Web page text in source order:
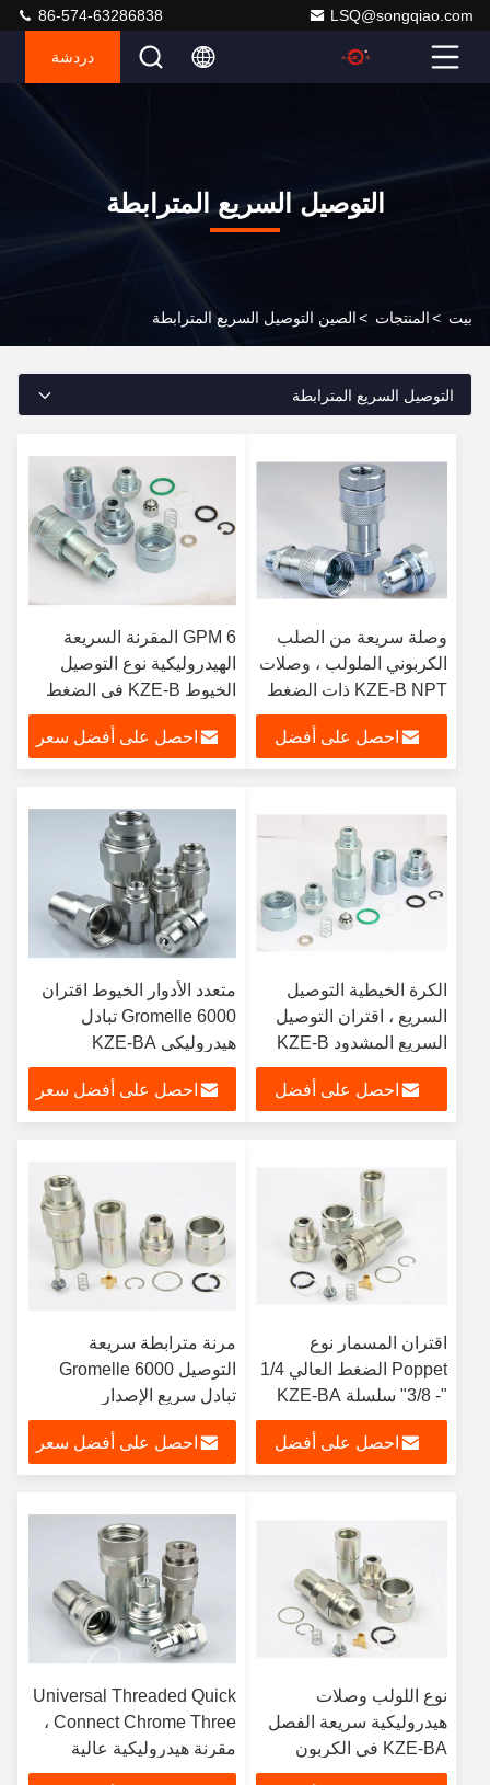
LSQ@songqiao.com
86-574-63286838
دردشة
التوصيل السريع المترابطة
بيت >المنتجات >الصين التوصيل السريع المترابطة
التوصيل السريع المترابطة
وصلة سريعة من الصلب
الكربوني الملولب ، وصلات
KZE-B NPT ذات الضغط
العالي السريع
احصل على أفضل
6 GPM المقرنة السريعة
الهيدروليكية نوع التوصيل
الخيوط KZE-B في الضغط
العالي
احصل على أفضل سعر
الكرة الخيطية التوصيل
السريع ، اقتران التوصيل
السريع المشدود KZE-B
احصل على أفضل
متعدد الأدوار الخيوط اقتران
Gromelle 6000 تبادل
هيدروليكي KZE-BA
احصل على أفضل سعر
اقتران المسمار نوع
Poppet الضغط العالي 1/4
"- 3/8" سلسلة KZE-BA
TGW
احصل على أفضل
مرنة مترابطة سريعة
التوصيل Gromelle 6000
تبادل سريع الإصدار
الهيدروليكي
احصل على أفضل سعر
نوع اللولب وصلات
هيدروليكية سريعة الفصل
KZE-BA في الكربون
الصلب والكروم ثلاثة
Universal Threaded Quick
Connect Chrome Three ،
مقرنة هيدروليكية عالية
التدفق KZE-BD